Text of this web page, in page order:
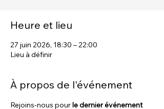
Heure et lieu
27 juin 2026, 18:30 – 22:00
Lieu à définir
À propos de l'événement
Rejoins-nous pour le dernier événement